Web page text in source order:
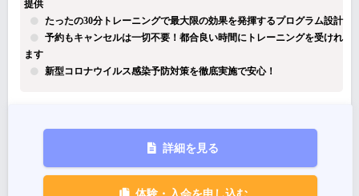
提供
たったの30分トレーニングで最大限の効果を発揮するプログラム設計
予約もキャンセルは一切不要！都合良い時間にトレーニングを受けれ
ます
新型コロナウイルス感染予防対策を徹底実施で安心！
詳細を見る